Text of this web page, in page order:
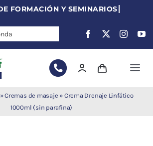
»Cremas de masaje » Crema Drenaje Linfático
1000ml (sin parafina)